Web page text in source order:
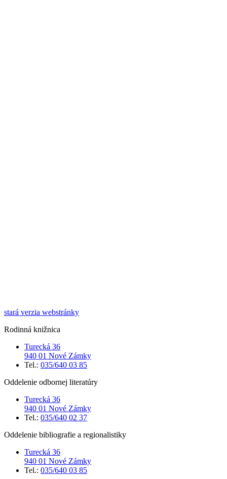
stará verzia webstránky
Rodinná knižnica
Turecká 36
940 01 Nové Zámky
Tel.: 035/640 03 85
Oddelenie odbornej literatúry
Turecká 36
940 01 Nové Zámky
Tel.: 035/640 02 37
Oddelenie bibliografie a regionalistiky
Turecká 36
940 01 Nové Zámky
Tel.: 035/640 03 85